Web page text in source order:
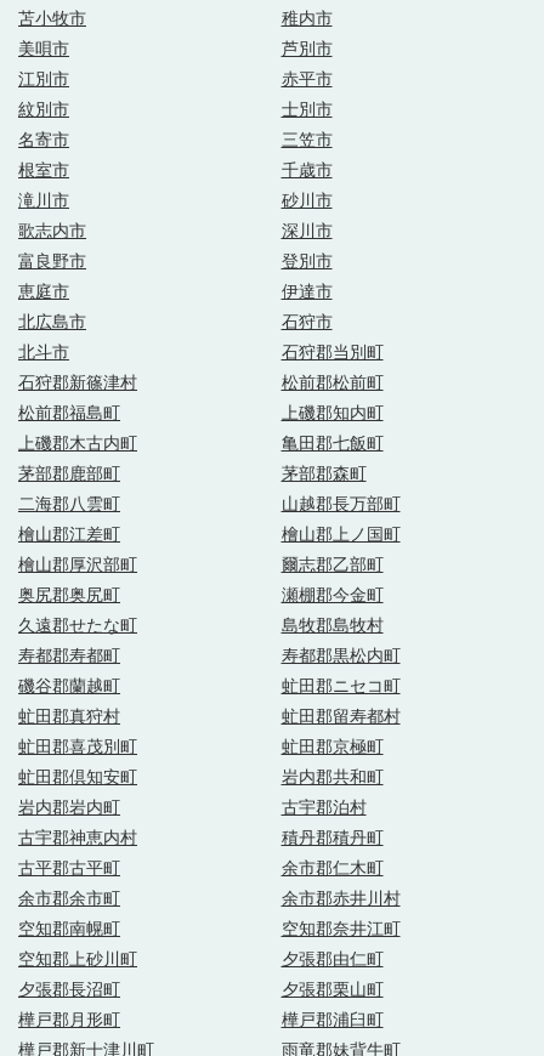
苫小牧市
稚内市
美唄市
芦別市
江別市
赤平市
紋別市
士別市
名寄市
三笠市
根室市
千歳市
滝川市
砂川市
歌志内市
深川市
富良野市
登別市
恵庭市
伊達市
北広島市
石狩市
北斗市
石狩郡当別町
石狩郡新篠津村
松前郡松前町
松前郡福島町
上磯郡知内町
上磯郡木古内町
亀田郡七飯町
茅部郡鹿部町
茅部郡森町
二海郡八雲町
山越郡長万部町
檜山郡江差町
檜山郡上ノ国町
檜山郡厚沢部町
爾志郡乙部町
奥尻郡奥尻町
瀬棚郡今金町
久遠郡せたな町
島牧郡島牧村
寿都郡寿都町
寿都郡黒松内町
磯谷郡蘭越町
虻田郡ニセコ町
虻田郡真狩村
虻田郡留寿都村
虻田郡喜茂別町
虻田郡京極町
虻田郡倶知安町
岩内郡共和町
岩内郡岩内町
古宇郡泊村
古宇郡神恵内村
積丹郡積丹町
古平郡古平町
余市郡仁木町
余市郡余市町
余市郡赤井川村
空知郡南幌町
空知郡奈井江町
空知郡上砂川町
夕張郡由仁町
夕張郡長沼町
夕張郡栗山町
樺戸郡月形町
樺戸郡浦臼町
樺戸郡新十津川町
雨竜郡妹背牛町